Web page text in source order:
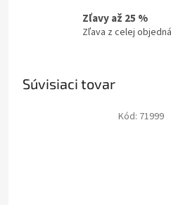
Zľavy až 25 %
Zľava z celej
Súvisiaci tovar
Kód: 71999